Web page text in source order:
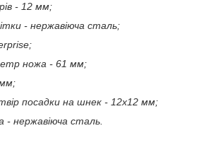
- 12 мм;
- нержавіюча сталь;
ножа - 61 мм;
посадки на шнек - 12x12 мм;
- нержавіюча сталь.